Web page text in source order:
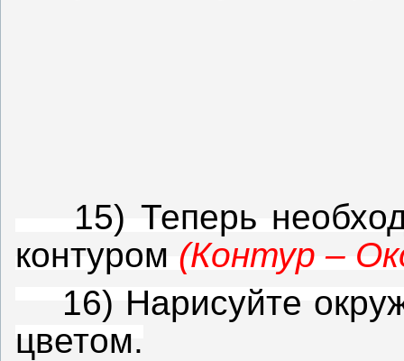
15) Теперь
контуром (Контур –
16) Нарисуйте
цветом.